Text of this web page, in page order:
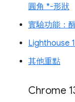
圓角 *-形狀
實驗功能：
Lighthouse
其他重點
Chrome